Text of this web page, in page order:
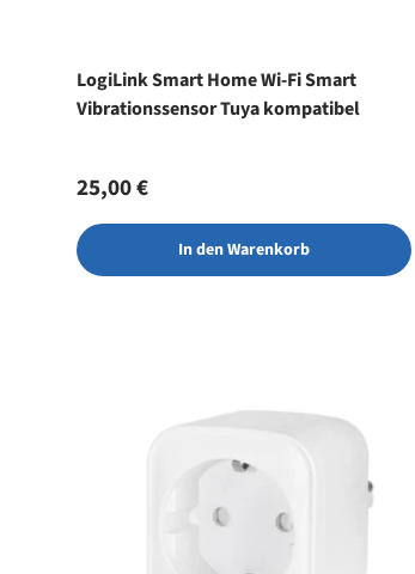
LogiLink Smart Home Wi-Fi Smart
Vibrationssensor Tuya kompatibel
Normaler Preis
25,00 €
In den Warenkorb